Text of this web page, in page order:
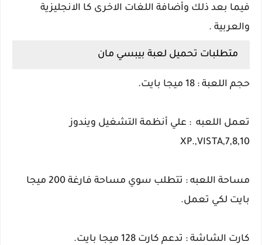
فيما بعد ذلك وأضافة اللغات الاخرى كا الانجليزية
والعربية .
متطلبات تحميل لعبة بيبسي مان
حجم اللعبة : 18 ميجا بايت.
تعمل اللعبه : علي أنظمة التشغيل ويندوز
7,8,10,XP.,VISTA
مساحة اللعبه : تتطلب سوي مساحة فارغة 200 ميجا
بايت لكي تعمل.
كارت الشاشة : تدعم كارت 128 ميجا بايت.